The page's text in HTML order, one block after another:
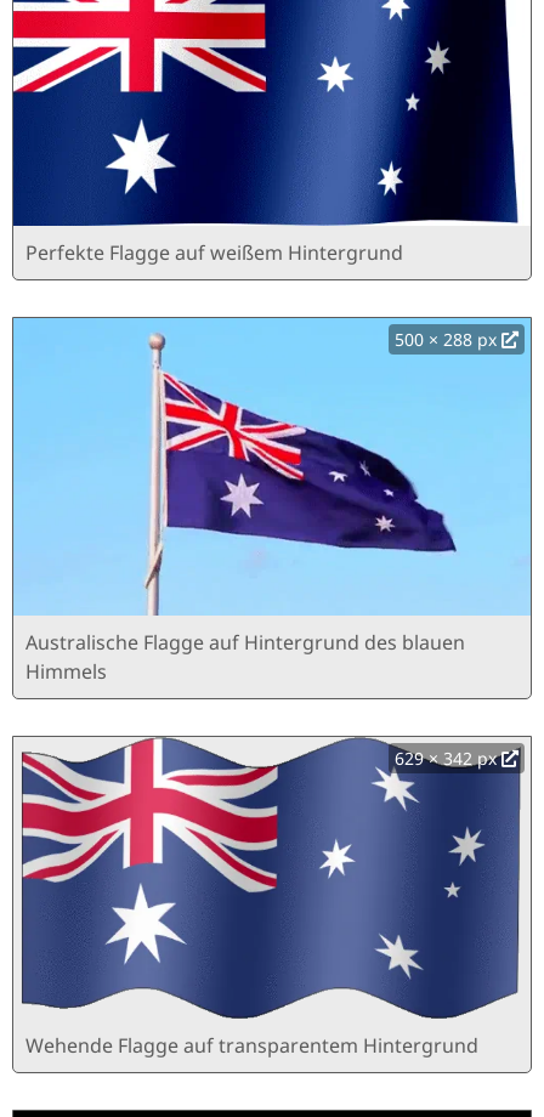
Perfekte Flagge auf weißem Hintergrund
500 × 288 px
Australische Flagge auf Hintergrund des blauen
Himmels
629 × 342 px
Wehende Flagge auf transparentem Hintergrund